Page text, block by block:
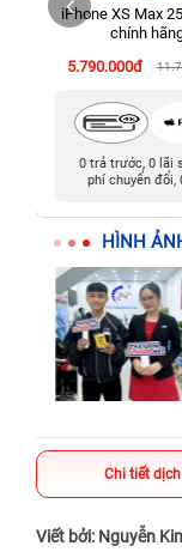
198 Hoàng Văn
iPhone XS Max
chính
5.790.000đ
0 trả trước, 0 lãi
phí chuyển đổi,
HÌNH
Chi tiết
Viết bởi: Nguyễn